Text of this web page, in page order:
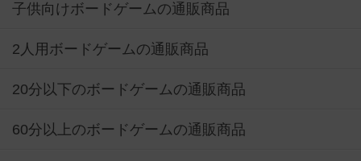
子供向けボードゲームの通販商品
2人用ボードゲームの通販商品
20分以下のボードゲームの通販商品
60分以上のボードゲームの通販商品